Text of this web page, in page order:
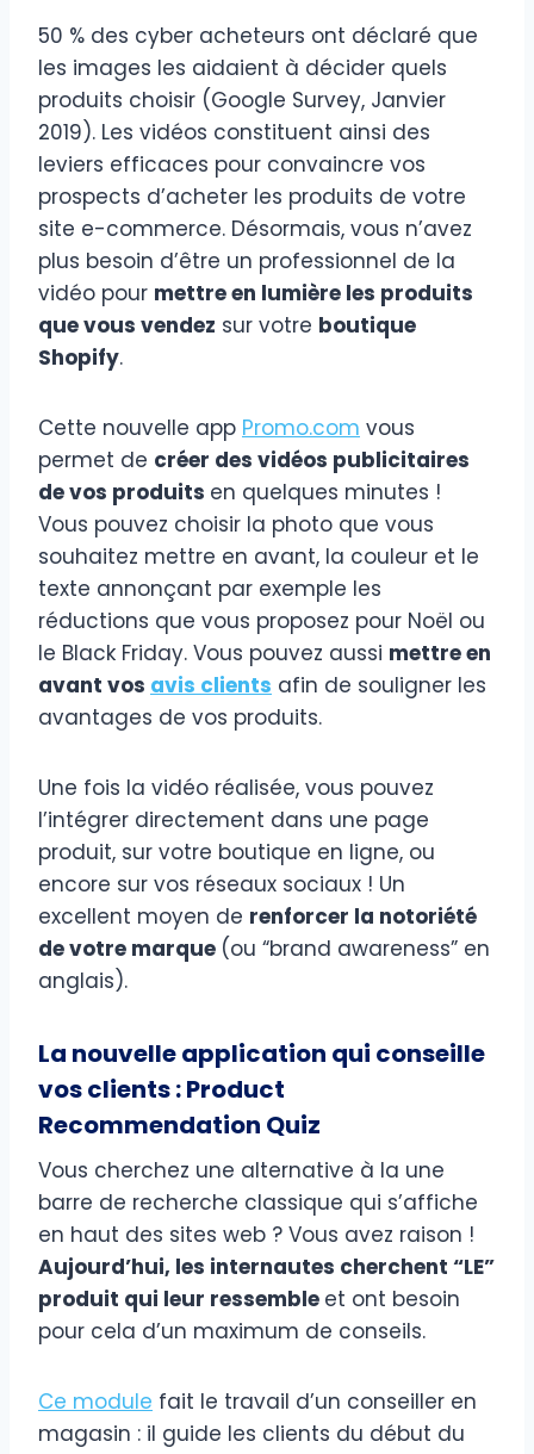
50 % des cyber acheteurs ont déclaré que
les images les aidaient à décider quels
produits choisir (Google Survey, Janvier
2019). Les vidéos constituent ainsi des
leviers efficaces pour convaincre vos
prospects d’acheter les produits de votre
site e-commerce. Désormais, vous n’avez
plus besoin d’être un professionnel de la
vidéo pour mettre en lumière les produits
que vous vendez sur votre boutique
Shopify.
Cette nouvelle app Promo.com vous
permet de créer des vidéos publicitaires
de vos produits en quelques minutes !
Vous pouvez choisir la photo que vous
souhaitez mettre en avant, la couleur et le
texte annonçant par exemple les
réductions que vous proposez pour Noël ou
le Black Friday. Vous pouvez aussi mettre en
avant vos avis clients afin de souligner les
avantages de vos produits.
Une fois la vidéo réalisée, vous pouvez
l’intégrer directement dans une page
produit, sur votre boutique en ligne, ou
encore sur vos réseaux sociaux ! Un
excellent moyen de renforcer la notoriété
de votre marque (ou “brand awareness” en
anglais).
La nouvelle application qui conseille
vos clients : Product
Recommendation Quiz
Vous cherchez une alternative à la une
barre de recherche classique qui s’affiche
en haut des sites web ? Vous avez raison !
Aujourd’hui, les internautes cherchent “LE”
produit qui leur ressemble et ont besoin
pour cela d’un maximum de conseils.
Ce module fait le travail d’un conseiller en
magasin : il guide les clients du début du